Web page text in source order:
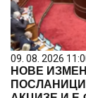
09. 08. 2026
НОВЕ